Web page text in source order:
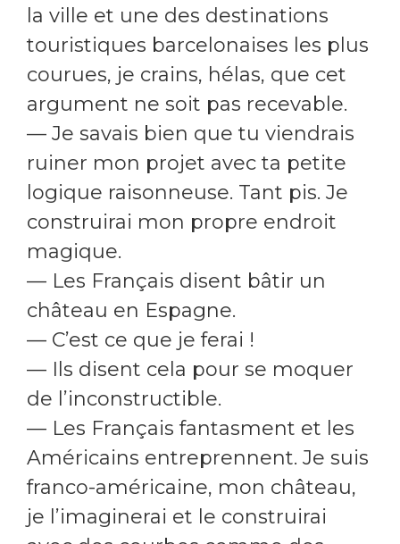
la ville et une des destinations
touristiques barcelonaises les plus
courues, je crains, hélas, que cet
argument ne soit pas recevable.
— Je savais bien que tu viendrais
ruiner mon projet avec ta petite
logique raisonneuse. Tant pis. Je
construirai mon propre endroit
magique.
— Les Français disent bâtir un
château en Espagne.
— C’est ce que je ferai !
— Ils disent cela pour se moquer
de l’inconstructible.
— Les Français fantasment et les
Américains entreprennent. Je suis
franco-américaine, mon château,
je l’imaginerai et le construirai